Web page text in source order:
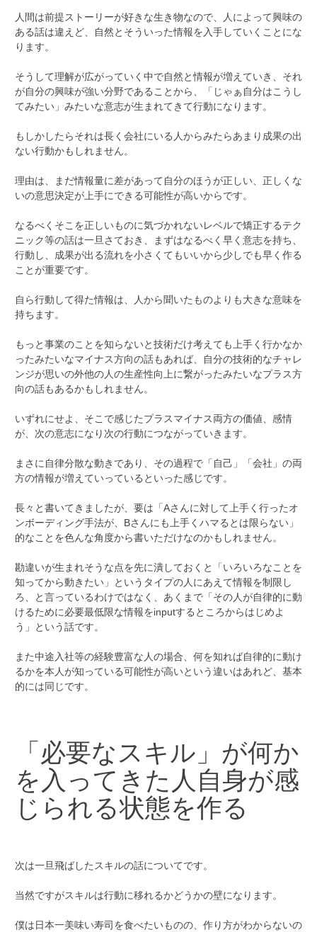
人間は前提ストーリーが好きな生き物なので、人によって興味の
ある話は違えど、自然とそういった情報を入手していくことにな
ります。
そうして理解が広がっていく中で自然と情報が増えていき、それ
が自分の興味が強い分野であることから、「じゃぁ自分はこうし
てみたい」みたいな意志が生まれてきて行動になります。
もしかしたらそれは長く会社にいる人からみたらあまり成果の出
ない行動かもしれません。
理由は、まだ情報量に差があって自分のほうが正しい、正しくな
いの意思決定が上手にできる可能性が高いからです。
なるべくそこを正しいものに気づかれないレベルで矯正するテク
ニック等の話は一旦さておき、まずはなるべく早く意志を持ち、
行動し、成果が出る流れを小さくてもいいから少しでも早く作る
ことが重要です。
自ら行動して得た情報は、人から聞いたものよりも大きな意味を
持ちます。
もっと事業のことを知らないと技術だけ考えても上手く行かなか
ったみたいなマイナス方向の話もあれば、自分の技術的なチャレ
ンジが思いの外他の人の生産性向上に繋がったみたいなプラス方
向の話もあるかもしれません。
いずれにせよ、そこで感じたプラスマイナス両方の価値、感情
が、次の意志になり次の行動につながっていきます。
まさに自律分散な動きであり、その過程で「自己」「会社」の両
方の情報が増えていっているといった感じです。
長々と書いてきましたが、要は「Aさんに対して上手く行ったオ
ンボーディング手法が、Bさんにも上手くハマるとは限らない」
的なことを色んな角度から書いただけなのかもしれません。
勘違いが生まれそうな点を先に潰しておくと「いろいろなことを
知ってから動きたい」というタイプの人にあえて情報を制限し
ろ、と言っているわけではなく、あくまで「その人が自律的に動
けるために必要最低限な情報をinputするところからはじめよ
う」という話です。
また中途入社等の経験豊富な人の場合、何を知れば自律的に動け
るかを本人が知っている可能性が高いという違いはあれど、基本
的には同じです。
「必要なスキル」が何か
を入ってきた人自身が感
じられる状態を作る
次は一旦飛ばしたスキルの話についてです。
当然ですがスキルは行動に移れるかどうかの壁になります。
僕は日本一美味い寿司を食べたいものの、作り方がわからないの